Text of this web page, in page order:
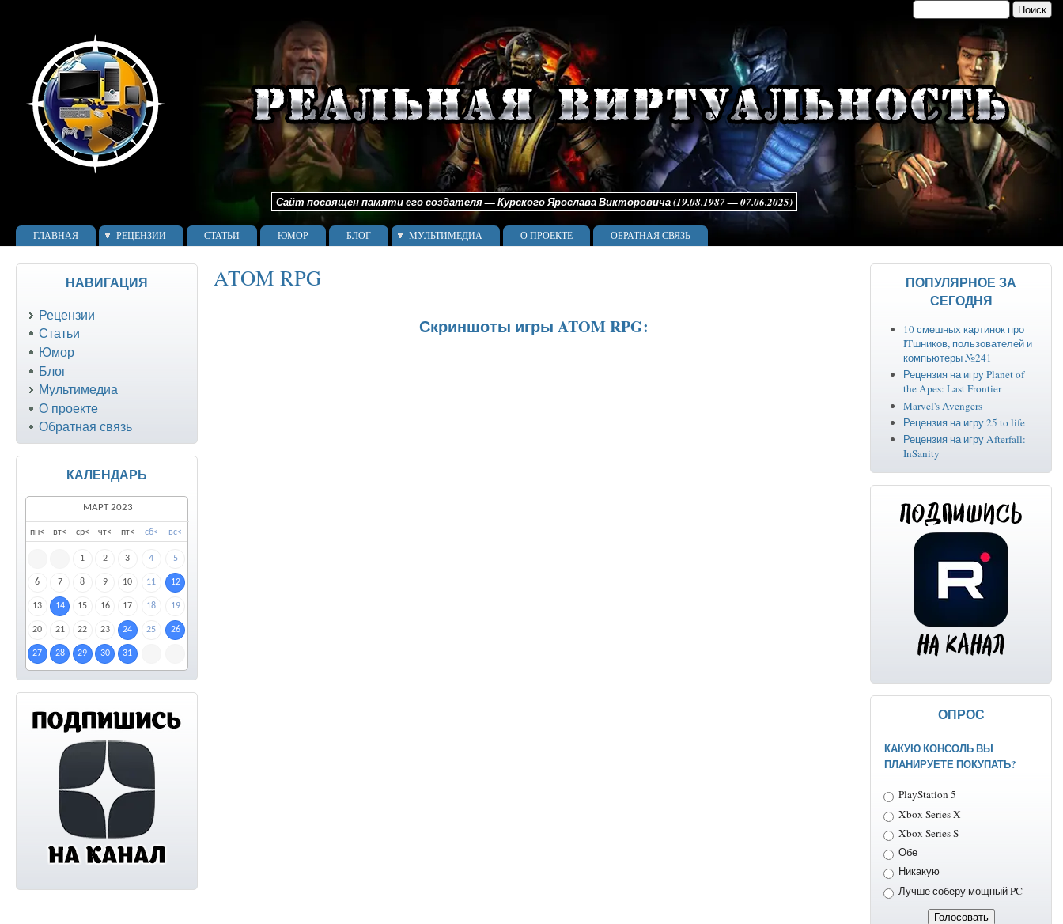
Форма поиска
Поиск
Сайт посвящен памяти его создателя — Курского Ярослава Викторовича (19.08.1987 — 07.06.2025)
ГЛАВНАЯ РЕЦЕНЗИИ СТАТЬИ ЮМОР БЛОГ МУЛЬТИМЕДИА О ПРОЕКТЕ ОБРАТНАЯ СВЯЗЬ
ATOM RPG
Скриншоты игры ATOM RPG:
НАВИГАЦИЯ
Рецензии
Статьи
Юмор
Блог
Мультимедиа
О проекте
Обратная связь
КАЛЕНДАРЬ
пн< вт< ср< чт< пт< сб< вс<
1 2 3 4 5
6 7 8 9 10 11 12
13 14 15 16 17 18 19
20 21 22 23 24 25 26
27 28 29 30 31
МАРТ 2023
ПОПУЛЯРНОЕ ЗА
СЕГОДНЯ
10 смешных картинок про
ITшников, пользователей и
компьютеры №241
Рецензия на игру Planet of
the Apes: Last Frontier
Marvel's Avengers
Рецензия на игру 25 to life
Рецензия на игру Afterfall:
InSanity
ОПРОС
КАКУЮ КОНСОЛЬ ВЫ
ПЛАНИРУЕТЕ ПОКУПАТЬ?
Варианты
PlayStation 5
Xbox Series X
Xbox Series S
Обе
Никакую
Лучше соберу мощный PC